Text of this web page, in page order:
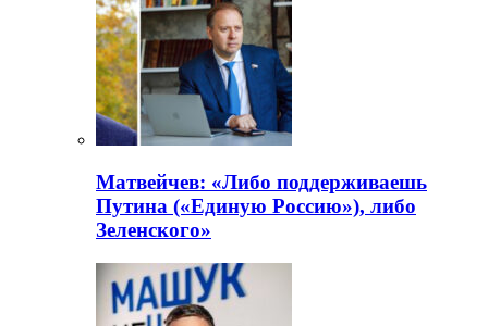
Матвейчев: «Либо поддерживаешь
Путина («Единую Россию»), либо
Зеленского»